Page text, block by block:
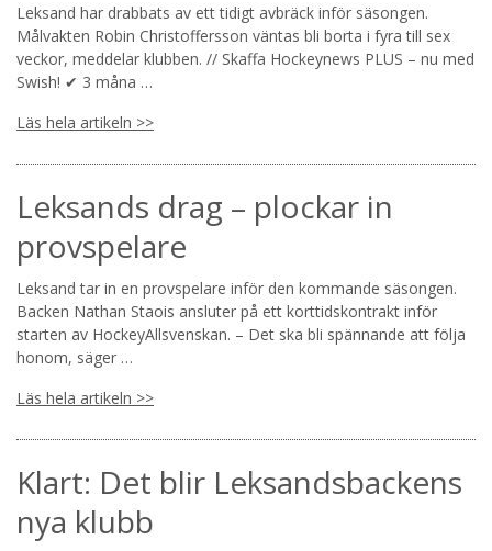
Leksand har drabbats av ett tidigt avbräck inför säsongen.
Målvakten Robin Christoffersson väntas bli borta i fyra till sex
veckor, meddelar klubben. // Skaffa Hockeynews PLUS – nu med
Swish! ✔ 3 måna …
Läs hela artikeln >>
Leksands drag – plockar in
provspelare
Leksand tar in en provspelare inför den kommande säsongen.
Backen Nathan Staois ansluter på ett korttidskontrakt inför
starten av HockeyAllsvenskan. – Det ska bli spännande att följa
honom, säger …
Läs hela artikeln >>
Klart: Det blir Leksandsbackens
nya klubb